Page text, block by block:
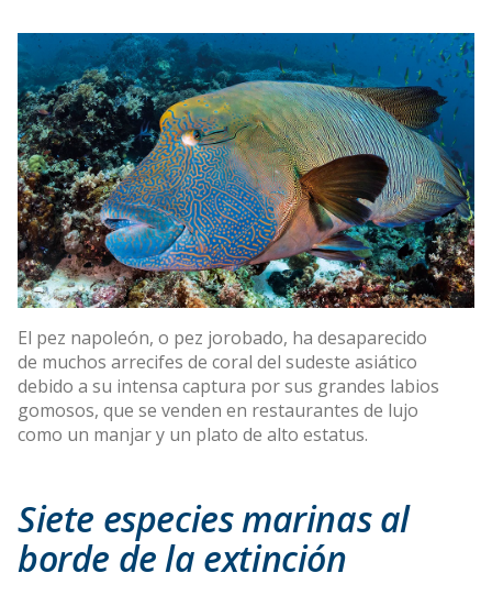
El pez napoleón, o pez jorobado, ha desaparecido
de muchos arrecifes de coral del sudeste asiático
debido a su intensa captura por sus grandes labios
gomosos, que se venden en restaurantes de lujo
como un manjar y un plato de alto estatus.
Siete especies marinas al
borde de la extinción